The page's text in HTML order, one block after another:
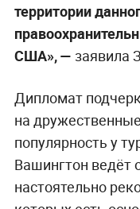
территории
США», — заявила
Дипломат
на
популярность у
Вашингтон ведёт
настоятельно